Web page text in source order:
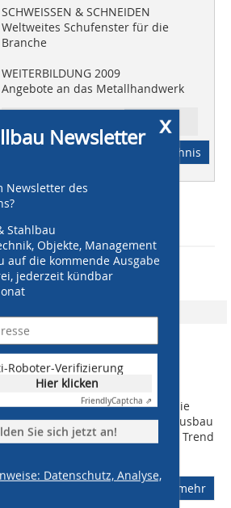
SCHWEISSEN & SCHNEIDEN
Weltweites Schufenster für die
Branche
WEITERBILDUNG 2009
Angebote an das Metallhandwerk
Inhaltsverzeichnis
x
Newsletter
Newsletter des
Stahlbau
Objekte, Management
auf die kommende Ausgabe
jederzeit kündbar
Roboter-Verifizierung
Hier klicken
FriendlyCaptcha ⇗
Sie sich jetzt an!
Datenschutz, Analyse,
Artikel:
Technik
Glasflächen und damit ein
an Transparenz prägen die
Architektur. Auch im Innenausbau
Glastüren und -trennwände im Trend
mehr